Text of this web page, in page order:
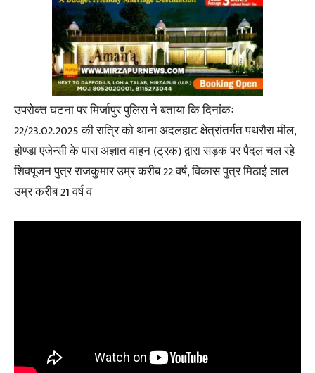
उपरोक्त घटना पर मिर्जापुर पुलिस ने बताया कि दिनांकः
22/23.02.2025 की रात्रि को थाना अदलहाट क्षेत्रांतर्गत पथरौरा मील,
होण्डा एजेन्सी के पास अज्ञात वाहन (ट्रक) द्वारा सड़क पर पैदल चल रहे
शिवपूजन पुत्र राजकुमार उम्र करीब 22 वर्ष, विकास पुत्र मिठाई लाल
उम्र करीब 21 वर्ष व